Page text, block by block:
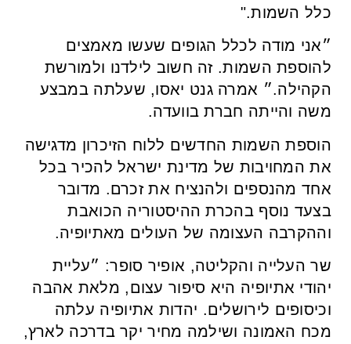
כלל השמות."
״אני מודה לכלל הגופים שעשו מאמצים
להוספת השמות. זה חשוב לילדנו ולמורשת
הקהילה.״ אמרה גנט יאסו, שעלתה במבצע
משה והייתה חברת בוועדה.
הוספת השמות החדשים ללוח הזיכרון מדגישה
את המחויבות של מדינת ישראל להכיר בכל
אחד מהנספים ולהנציח את זכרם. מדובר
בצעד נוסף בהכרת ההיסטוריה הכואבת
וההקרבה העצומה של העולים מאתיופיה.
שר העלייה והקליטה, אופיר סופר: ״עליית
יהודי אתיופיה היא סיפור עצום, מלאת אהבה
וכיסופים לירושלים. יהדות אתיופיה עלתה
מכח האמונה ושילמה מחיר יקר בדרכה לארץ,